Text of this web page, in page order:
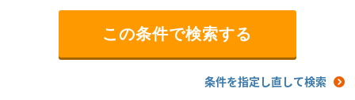
条件を指定し直して検索